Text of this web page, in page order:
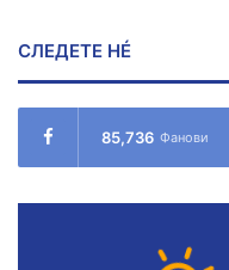
СЛЕДЕТЕ НÉ
85,736 Фанови